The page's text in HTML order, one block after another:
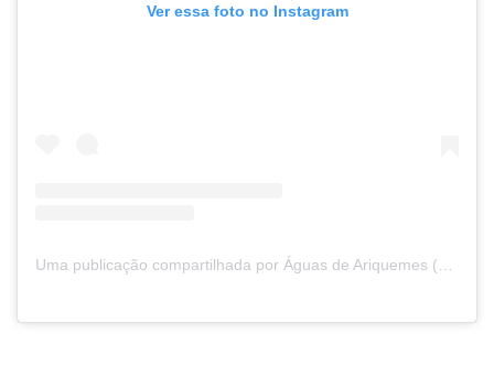
Ver essa foto no Instagram